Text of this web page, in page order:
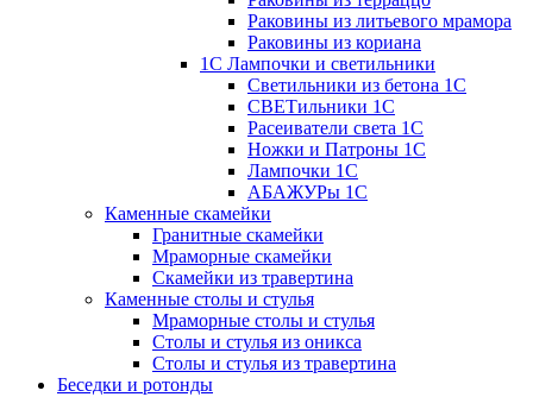
Раковины из литьевого мрамора
Раковины из кориана
1С Лампочки и светильники
Светильники из бетона 1С
СВЕТильники 1С
Расеиватели света 1С
Ножки и Патроны 1С
Лампочки 1С
АБАЖУРы 1С
Каменные скамейки
Гранитные скамейки
Мраморные скамейки
Скамейки из травертина
Каменные столы и стулья
Мраморные столы и стулья
Столы и стулья из оникса
Столы и стулья из травертина
Беседки и ротонды